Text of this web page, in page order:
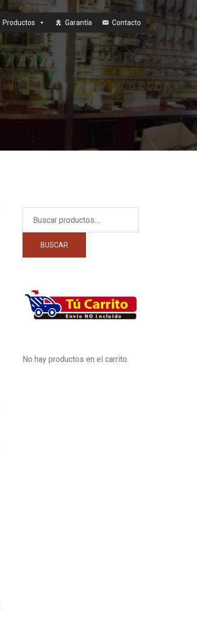
Productos Garantía Contacto
por:
BUSCAR
No hay productos en el carrito.